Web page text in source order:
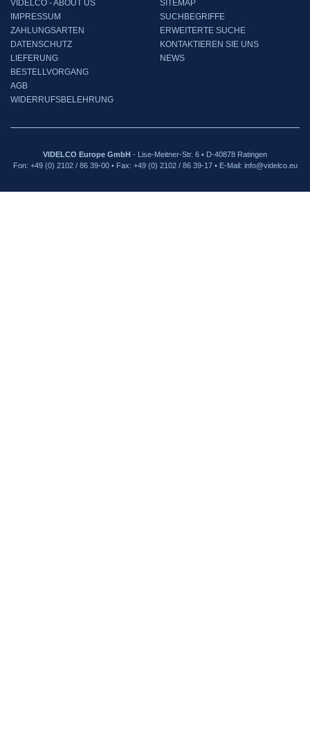
VIDELCO - ABOUT US
IMPRESSUM
ZAHLUNGSARTEN
DATENSCHUTZ
LIEFERUNG
BESTELLVORGANG
AGB
WIDERRUFSBELEHRUNG
SITEMAP
SUCHBEGRIFFE
ERWEITERTE SUCHE
KONTAKTIEREN SIE UNS
NEWS
VIDELCO Europe GmbH - Lise-Meitner-Str. 6 • D-40878 Ratingen
Fon: +49 (0) 2102 / 86 39-00 • Fax: +49 (0) 2102 / 86 39-17 • E-Mail: info@videlco.eu